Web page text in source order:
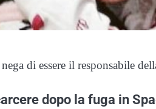
di essere il responsabile
dopo la fuga in